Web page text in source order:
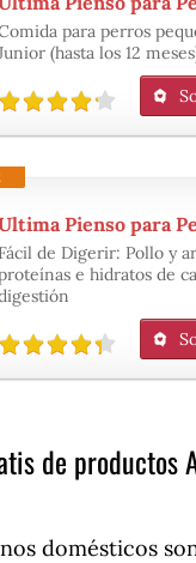
para perros
(hasta los 12
Fácil de Digerir: Pollo y
e hidratos de
de productos
domésticos